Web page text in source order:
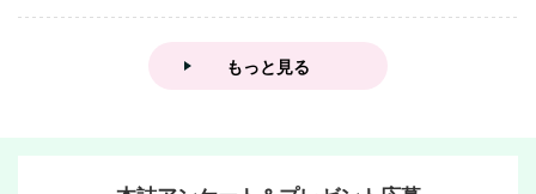
もっと見る